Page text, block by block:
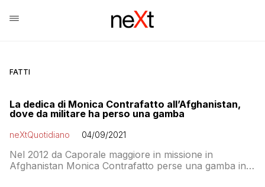
FATTI
La dedica di Monica Contrafatto all’Afghanistan,
dove da militare ha perso una gamba
neXtQuotidiano 04/09/2021
Nel 2012 da Caporale maggiore in missione in
Afghanistan Monica Contrafatto perse una gamba in